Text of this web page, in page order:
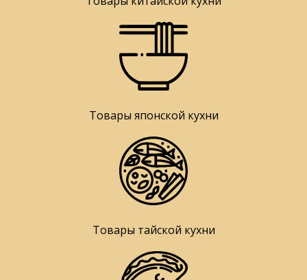
Товары японской кухни
Товары тайской кухни